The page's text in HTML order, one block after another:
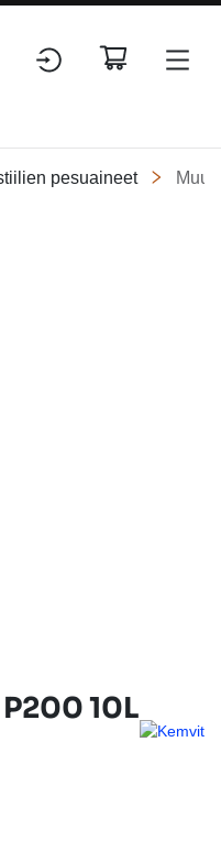
pesuaineet Muut
10L